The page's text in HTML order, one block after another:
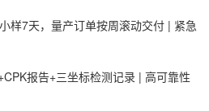
样7天，量产订单按周滚动交付 | 紧急
报告+三坐标检测记录 | 高可靠性